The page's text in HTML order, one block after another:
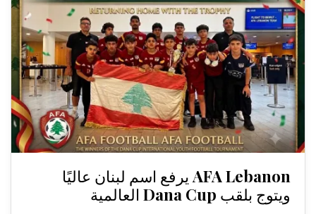
AFA Lebanon يرفع اسم لبنان عاليًا
ويتوج بلقب Dana Cup العالمية